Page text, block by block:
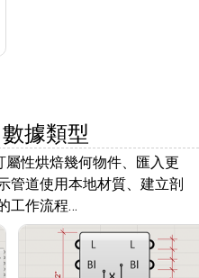
據類型
屬性烘焙幾何物件、匯入更
管道使用本地材質、建立剖
工作流程…